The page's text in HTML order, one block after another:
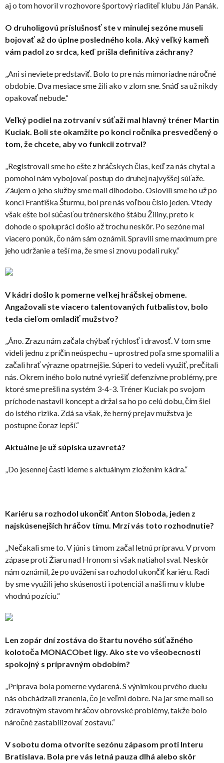
aj o tom hovoril v rozhovore športový riaditeľ klubu Ján Panák.
O druholigovú príslušnosť ste v minulej sezóne museli
bojovať až do úplne posledného kola. Aký veľký kameň
vám padol zo srdca, keď prišla definitíva záchrany?
„Ani si neviete predstaviť. Bolo to pre nás mimoriadne náročné
obdobie. Dva mesiace sme žili ako v zlom sne. Snáď sa už nikdy
opakovať nebude.“
Veľký podiel na zotrvaní v súťaži mal hlavný tréner Martin
Kuciak. Boli ste okamžite po konci ročníka presvedčený o
tom, že chcete, aby vo funkcii zotrval?
„Registrovali sme ho ešte z hráčskych čias, keď za nás chytal a
pomohol nám vybojovať postup do druhej najvyššej súťaže.
Záujem o jeho služby sme mali dlhodobo. Oslovili sme ho už po
konci Františka Šturmu, bol pre nás voľbou číslo jeden. Vtedy
však ešte bol súčasťou trénerského štábu Žiliny, preto k
dohode o spolupráci došlo až trochu neskôr. Po sezóne mal
viacero ponúk, čo nám sám oznámil. Spravili sme maximum pre
jeho udržanie a teší ma, že sme si znovu podali ruky.“
V kádri došlo k pomerne veľkej hráčskej obmene.
Angažovali ste viacero talentovaných futbalistov, bolo
teda cieľom omladiť mužstvo?
„Áno. Zrazu nám začala chýbať rýchlosť i dravosť. V tom sme
videli jednu z príčin neúspechu – uprostred poľa sme spomalili a
začali hrať výrazne opatrnejšie. Súperi to vedeli využiť, prečítali
nás. Okrem iného bolo nutné vyriešiť defenzívne problémy, pre
ktoré sme prešli na systém 3-4-3. Tréner Kuciak po svojom
príchode nastavil koncept a držal sa ho po celú dobu, čím šiel
do istého rizika. Zdá sa však, že herný prejav mužstva je
postupne čoraz lepší.“
Aktuálne je už súpiska uzavretá?
„Do jesennej časti ideme s aktuálnym zložením kádra.“
Kariéru sa rozhodol ukončiť Anton Sloboda, jeden z
najskúsenejších hráčov tímu. Mrzí vás toto rozhodnutie?
„Nečakali sme to. V júni s tímom začal letnú prípravu. V prvom
zápase proti Žiaru nad Hronom si však natiahol sval. Neskôr
nám oznámil, že po uvážení sa rozhodol ukončiť kariéru. Radi
by sme využili jeho skúsenosti i potenciál a našli mu v klube
vhodnú pozíciu.“
Len zopár dní zostáva do štartu nového súťažného
kolotoča MONACObet ligy. Ako ste vo všeobecnosti
spokojný s prípravným obdobím?
„Príprava bola pomerne vydarená. S výnimkou prvého duelu
nás obchádzali zranenia, čo je veľmi dobre. Na jar sme mali so
zdravotným stavom hráčov obrovské problémy, takže bolo
náročné zastabilizovať zostavu.“
V sobotu doma otvoríte sezónu zápasom proti Interu
Bratislava. Bola pre vás letná pauza dlhá alebo skôr